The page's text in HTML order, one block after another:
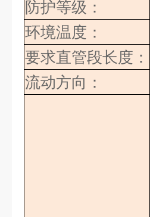
防护等级：
环境温度：
要求直管段长度：
流动方向：